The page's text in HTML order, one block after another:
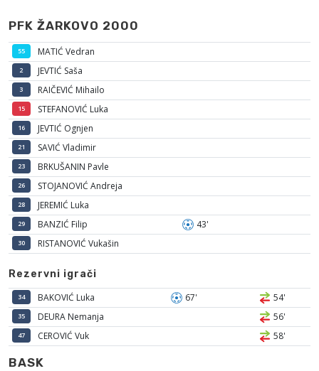
PFK ŽARKOVO 2000
55 MATIĆ Vedran
2 JEVTIĆ Saša
3 RAIČEVIĆ Mihailo
15 STEFANOVIĆ Luka
16 JEVTIĆ Ognjen
21 SAVIĆ Vladimir
23 BRKUŠANIN Pavle
26 STOJANOVIĆ Andreja
28 JEREMIĆ Luka
29 BANZIĆ Filip 43'
30 RISTANOVIĆ Vukašin
Rezervni igrači
34 BAKOVIĆ Luka 67' 54'
35 DEURA Nemanja 56'
47 CEROVIĆ Vuk 58'
BASK